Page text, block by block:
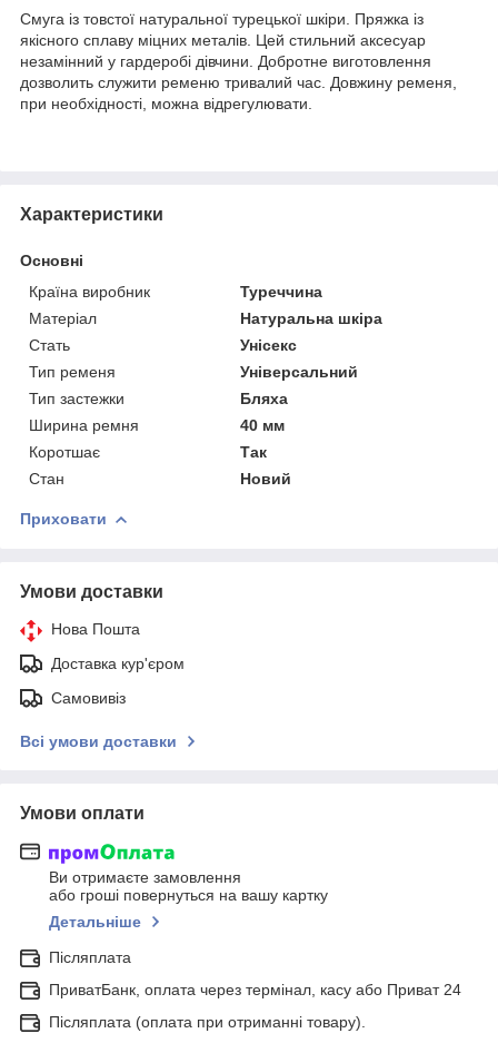
Смуга із товстої натуральної турецької шкіри. Пряжка із
якісного сплаву міцних металів. Цей стильний аксесуар
незамінний у гардеробі дівчини. Добротне виготовлення
дозволить служити ременю тривалий час. Довжину ременя,
при необхідності, можна відрегулювати.
Характеристики
Основні
Країна виробник
Туреччина
Матеріал
Натуральна шкіра
Стать
Унісекс
Тип ременя
Універсальний
Тип застежки
Бляха
Ширина ремня
40 мм
Коротшає
Так
Стан
Новий
Приховати
Умови доставки
Нова Пошта
Доставка кур'єром
Самовивіз
Всі умови доставки
Умови оплати
Ви отримаєте замовлення
або гроші повернуться на вашу картку
Детальніше
Післяплата
ПриватБанк, оплата через термінал, касу або Приват 24
Післяплата (оплата при отриманні товару).